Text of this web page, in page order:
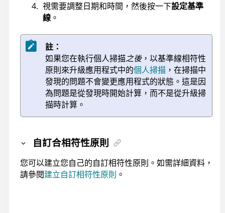
視需要調整日期和時間，然後按一下設定基準
線 。
註：
如果您在執行個人掃描之後，以基準線相符性
原則來升級應用程式中的個人掃描 ，在掃描中
發現的問題不會變更應用程式的狀態。這是因
為問題是從發現時開始計算，而不是從升級掃
描時計算。
自訂合相符性原則
您可以建立您自己的自訂相符性原則。如需詳細資料，
請參閱建立自訂相符性原則 。